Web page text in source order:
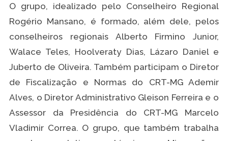
O grupo, idealizado pelo Conselheiro Regional
Rogério Mansano, é formado, além dele, pelos
conselheiros regionais Alberto Firmino Junior,
Walace Teles, Hoolveraty Dias, Lázaro Daniel e
Juberto de Oliveira. Também participam o Diretor
de Fiscalização e Normas do CRT-MG Ademir
Alves, o Diretor Administrativo Gleison Ferreira e o
Assessor da Presidência do CRT-MG Marcelo
Vladimir Correa. O grupo, que também trabalha